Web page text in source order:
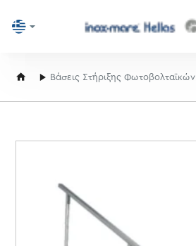
homeΒάσεις Στήριξης Φωτοβολταϊκών